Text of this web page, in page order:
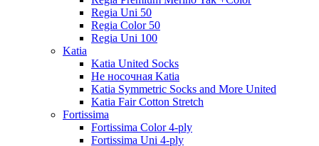
Regia Uni 50
Regia Color 50
Regia Uni 100
Katia
Katia United Socks
Не носочная Katia
Katia Symmetric Socks and More United
Katia Fair Cotton Stretch
Fortissima
Fortissima Color 4-ply
Fortissima Uni 4-ply